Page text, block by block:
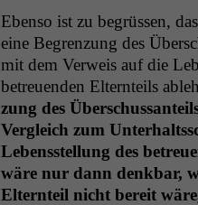
Eben­so ist zu begrüssen,
eine Begren­zung des
mit dem Ver­weis auf die
betreuen­den Eltern­teils
zung des
Ver­gle­ich zum
Lebensstel­lung des
wäre nur dann denkbar,
Eltern­teil nicht bere­it